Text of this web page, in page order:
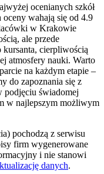
ocenianych szkół
wahają się od 4.9
w Krakowie
ale przede
cierpliwością
atmosfery nauki. Warto
na każdym etapie –
do zapoznania się z
podjęciu świadomej
w najlepszym możliwym
pochodzą z serwisu
firm wygenerowane
i nie stanowi
danych.